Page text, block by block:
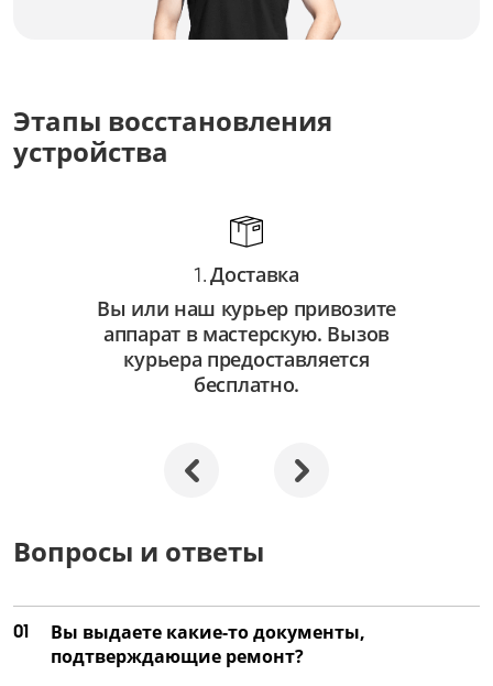
Замена оптических элементов
от 2 000 ₽
Этапы восстановления
устройства
1.Доставка
Вы или наш курьер привозите
аппарат в мастерскую. Вызов
курьера предоставляется
бесплатно.
Вопросы и ответы
01
Вы выдаете какие-то документы,
подтверждающие ремонт?